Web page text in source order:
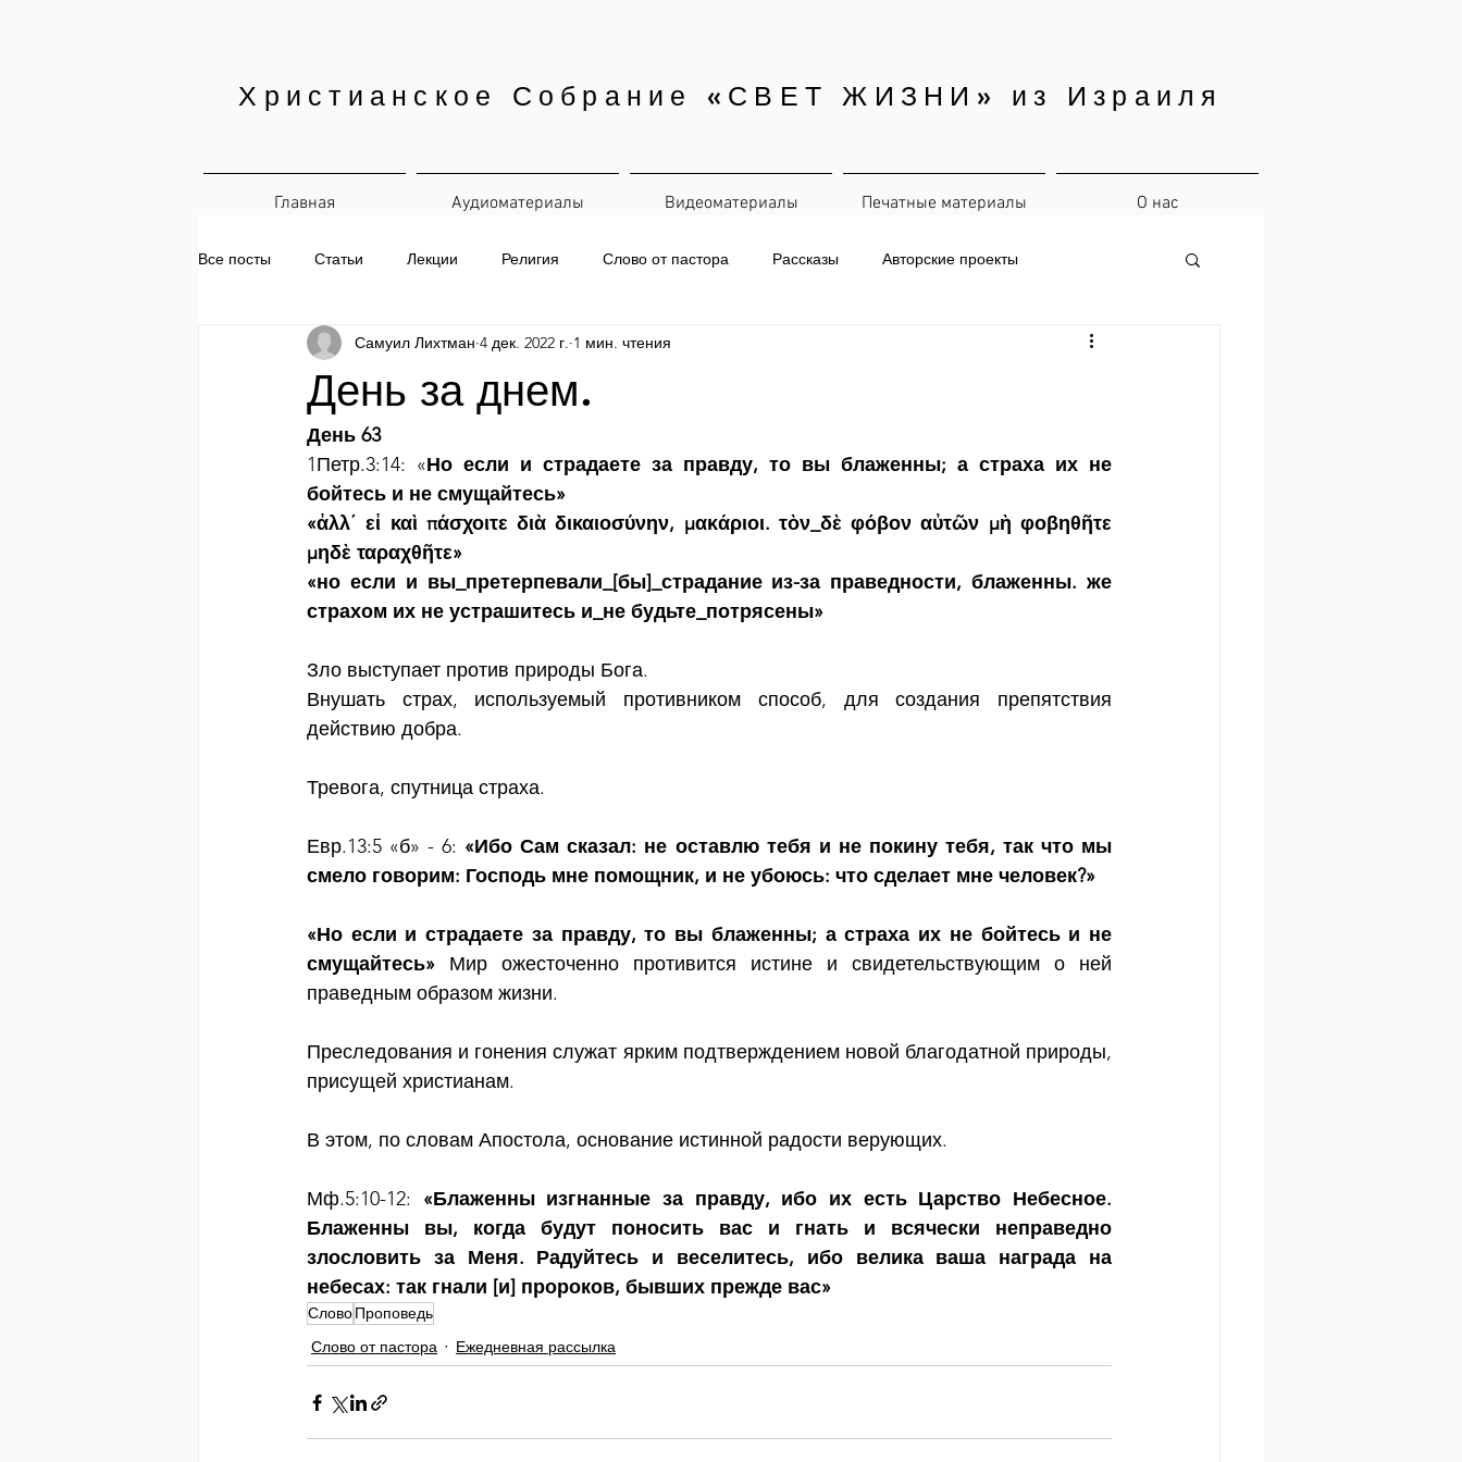
Христианское Собрание «СВЕТ ЖИЗНИ» из Израиля
Главная Аудиоматериалы Видеоматериалы Печатные материалы О нас
Все посты Статьи Лекции Религия Слово от пастора Рассказы Авторские проекты
Печатные материалы Ежедневная рассылка
День за днем.
Самуил Лихтман 4 дек. 2022 г. 1 мин. чтения
День 63
1Петр.3:14: «Но если и страдаете за правду, то вы блаженны; а страха их не
бойтесь и не смущайтесь»
«ἀλλ΄ εἰ καὶ πάσχοιτε διὰ δικαιοσύνην, μακάριοι. τὸν_δὲ φόβον αὐτῶν μὴ φοβηθῆτε
μηδὲ ταραχθῆτε»
«но если и вы_претерпевали_[бы]_страдание из-за праведности, блаженны. же
страхом их не устрашитесь и_не будьте_потрясены»
Зло выступает против природы Бога.
Внушать страх, используемый противником способ, для создания препятствия
действию добра.
Тревога, спутница страха.
Евр.13:5 «б» - 6: «Ибо Сам сказал: не оставлю тебя и не покину тебя, так что мы
смело говорим: Господь мне помощник, и не убоюсь: что сделает мне человек?»
«Но если и страдаете за правду, то вы блаженны; а страха их не бойтесь и не
смущайтесь» Мир ожесточенно противится истине и свидетельствующим о ней
праведным образом жизни.
Преследования и гонения служат ярким подтверждением новой благодатной природы,
присущей христианам.
В этом, по словам Апостола, основание истинной радости верующих.
Мф.5:10-12: «Блаженны изгнанные за правду, ибо их есть Царство Небесное.
Блаженны вы, когда будут поносить вас и гнать и всячески неправедно
злословить за Меня. Радуйтесь и веселитесь, ибо велика ваша награда на
небесах: так гнали [и] пророков, бывших прежде вас»
СловоПроповедь
Слово от пастора
Ежедневная рассылка